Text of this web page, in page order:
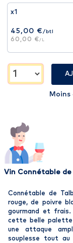
x1
45,00 €/btl
60,00 €/L
Moins
Vin Connétable de
Connétable de
rouge, de poivre
gourmand et frais.
cette belle palette
une attaque
souplesse tout au